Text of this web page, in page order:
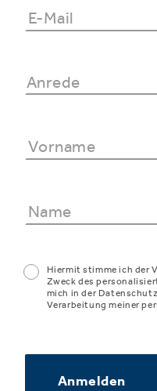
Hiermit stimme ich der
Zweck des
mich in der
Verarbeitung meiner
Anmelden